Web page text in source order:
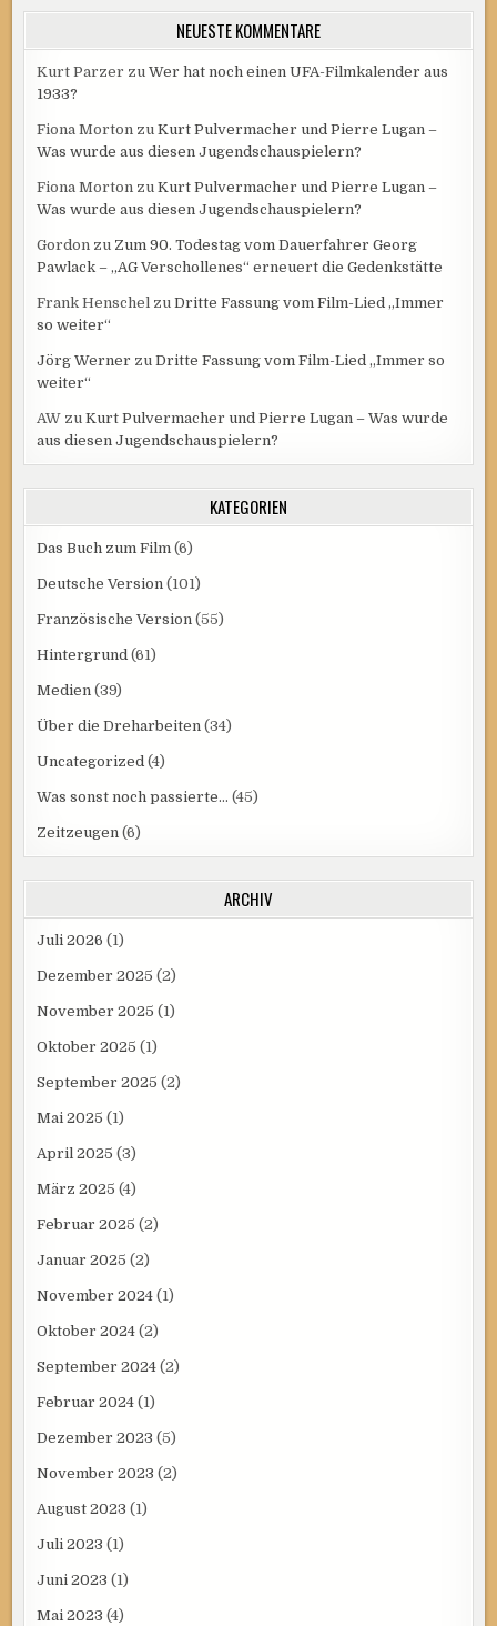
NEUESTE KOMMENTARE
Kurt Parzer zuWer hat noch einen UFA-Filmkalender aus
1933?
Fiona Morton zuKurt Pulvermacher und Pierre Lugan –
Was wurde aus diesen Jugendschauspielern?
Fiona Morton zuKurt Pulvermacher und Pierre Lugan –
Was wurde aus diesen Jugendschauspielern?
Gordon zu Zum 90. Todestag vom Dauerfahrer Georg
Pawlack – „AG Verschollenes“ erneuert die Gedenkstätte
Frank Henschel zuDritte Fassung vom Film-Lied „Immer
so weiter“
Jörg Werner zuDritte Fassung vom Film-Lied „Immer so
weiter“
AW zuKurt Pulvermacher und Pierre Lugan – Was wurde
aus diesen Jugendschauspielern?
KATEGORIEN
Das Buch zum Film (6)
Deutsche Version (101)
Französische Version (55)
Hintergrund (61)
Medien (39)
Über die Dreharbeiten (34)
Uncategorized (4)
Was sonst noch passierte… (45)
Zeitzeugen (6)
ARCHIV
Juli 2026 (1)
Dezember 2025 (2)
November 2025 (1)
Oktober 2025 (1)
September 2025 (2)
Mai 2025 (1)
April 2025 (3)
März 2025 (4)
Februar 2025 (2)
Januar 2025 (2)
November 2024 (1)
Oktober 2024 (2)
September 2024 (2)
Februar 2024 (1)
Dezember 2023 (5)
November 2023 (2)
August 2023 (1)
Juli 2023 (1)
Juni 2023 (1)
Mai 2023 (4)